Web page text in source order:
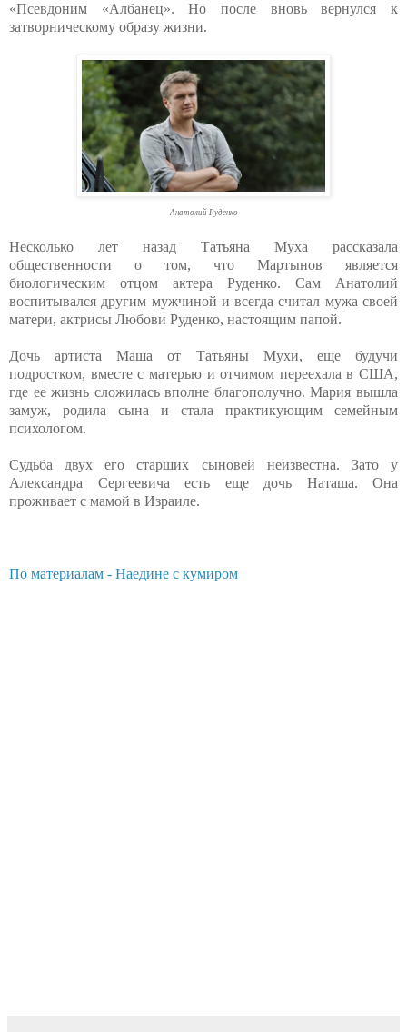
«Псевдоним «Албанец». Но после вновь вернулся к
затворническому образу жизни.
Анатолий Руденко
Несколько лет назад Татьяна Муха рассказала
общественности о том, что Мартынов является
биологическим отцом актера Руденко. Сам Анатолий
воспитывался другим мужчиной и всегда считал мужа своей
матери, актрисы Любови Руденко, настоящим папой.
Дочь артиста Маша от Татьяны Мухи, еще будучи
подростком, вместе с матерью и отчимом переехала в США,
где ее жизнь сложилась вполне благополучно. Мария вышла
замуж, родила сына и стала практикующим семейным
психологом.
Судьба двух его старших сыновей неизвестна. Зато у
Александра Сергеевича есть еще дочь Наташа. Она
проживает с мамой в Израиле.
По материалам - Наедине с кумиром